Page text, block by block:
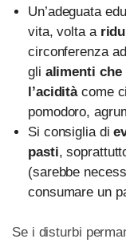
Un’adeguata
vita, volta a
circonferenza
gli alimenti che
l’aciditàcome
pomodoro,
Si consiglia di
pasti,
(sarebbe
consumare un
Se i disturbi